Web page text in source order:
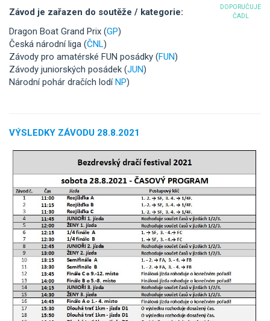
DOPORUČUJE
ČADL
Závod je zařazen do soutěže / kategorie:
Dragon Boat Grand Prix (GP)
Česká národní liga (ČNL)
Závody pro amatérské FUN posádky (FUN)
Závody juniorských posádek (JUN)
Národní pohár dračích lodíNP)
VÝSLEDKY ZÁVODU 28.8.2021